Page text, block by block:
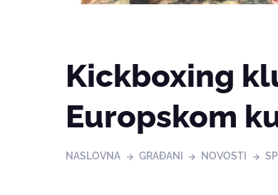
Kickboxing
Europskom
NASLOVNA GRAĐANI NOVOSTI